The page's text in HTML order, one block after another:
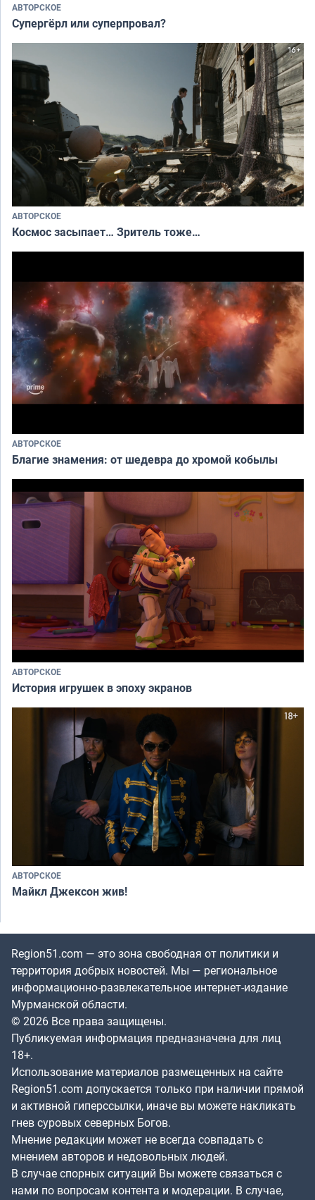
АВТОРСКОЕ
Супергёрл или суперпровал?
АВТОРСКОЕ
Космос засыпает… Зритель тоже…
АВТОРСКОЕ
Благие знамения: от шедевра до хромой кобылы
АВТОРСКОЕ
История игрушек в эпоху экранов
АВТОРСКОЕ
Майкл Джексон жив!
Region51.com — это зона свободная от политики и
территория добрых новостей. Мы — региональное
информационно-развлекательное интернет-издание
Мурманской области.
© 2026 Все права защищены.
Публикуемая информация предназначена для лиц
18+.
Использование материалов размещенных на сайте
Region51.com допускается только при наличии прямой
и активной гиперссылки, иначе вы можете накликать
гнев суровых северных Богов.
Мнение редакции может не всегда совпадать с
мнением авторов и недовольных людей.
В случае спорных ситуаций Вы можете связаться с
нами по вопросам контента и модерации. В случае,